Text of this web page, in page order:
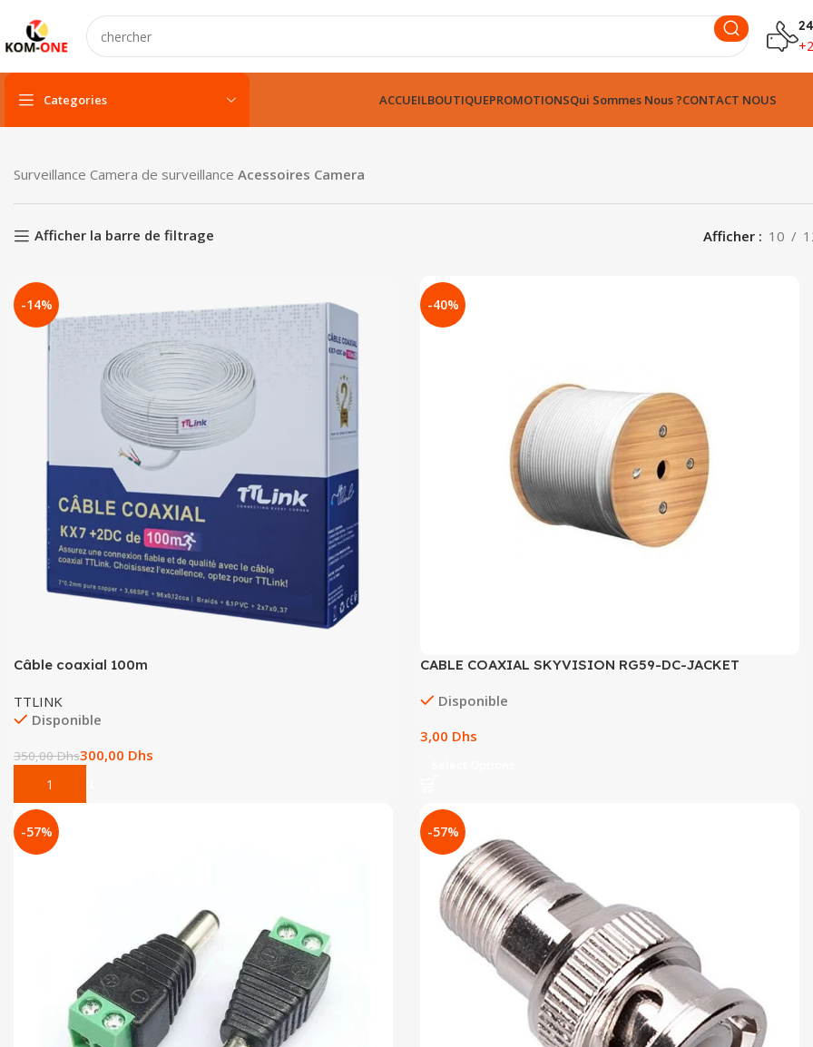
Categories
PC portable neuf
pc fixe & tout-en-un
Unité centarle
Unité centarle avec écran
ACCUEILBOUTIQUEPROMOTIONSQui Sommes Nous ?CONTACT NOUS
Surveillance Camera de surveillance Acessoires Camera
Afficher la barre de filtrage Afficher 10
-14%
Câble coaxial 100m
TTLINK
Disponible
350,00Dhs300,00 Dhs
Add To Cart
-40%
CABLE COAXIAL SKYVISION RG59-DC-JACKET
Disponible
Dhs
-57% -57%